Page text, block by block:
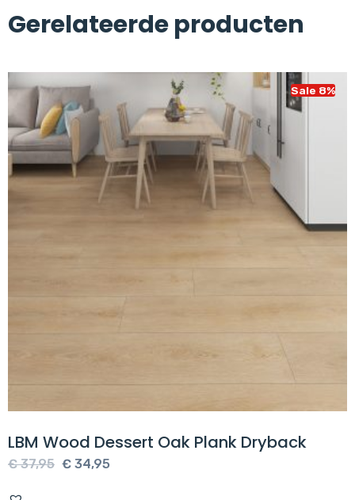
Gerelateerde producten
Sale 8%
LBM Wood Dessert Oak Plank Dryback
€37,95 Oorspronkelijke
€ 34,95